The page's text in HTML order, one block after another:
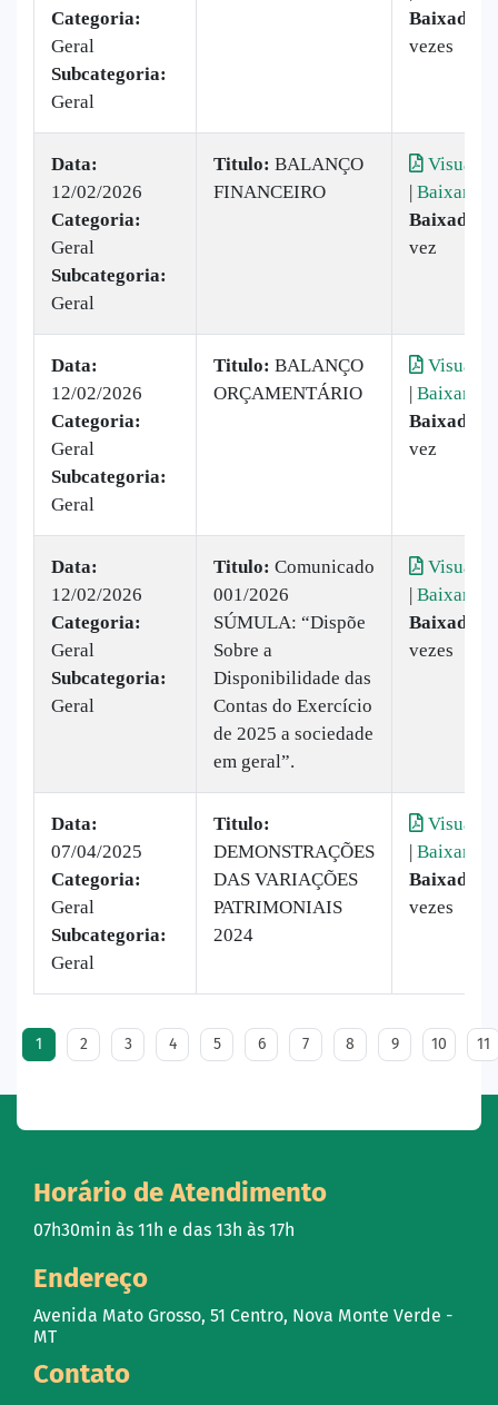
Categoria:
Geral
Subcategoria:
Geral
Baixado:
vezes
Data:
12/02/2026
Categoria:
Geral
Subcategoria:
Geral
Titulo: BALANÇO
FINANCEIRO
| Baixar
Baixado:
vez
Data:
12/02/2026
Categoria:
Geral
Subcategoria:
Geral
Titulo: BALANÇO
ORÇAMENTÁRIO
| Baixar
Baixado:
vez
Data:
12/02/2026
Categoria:
Geral
Subcategoria:
Geral
Titulo: Comunicado
001/2026
SÚMULA: “Dispõe
Sobre a
Disponibilidade das
Contas do Exercício
de 2025 a sociedade
em geral”.
| Baixar
Baixado:
vezes
Data:
07/04/2025
Categoria:
Geral
Subcategoria:
Geral
Titulo:
DEMONSTRAÇÕES
DAS VARIAÇÕES
PATRIMONIAIS
2024
| Baixar
Baixado:
vezes
1 2 3 4 5 6 7 8 9 10 11
Horário de Atendimento
07h30min às 11h e das 13h às 17h
Endereço
Avenida Mato Grosso, 51 Centro, Nova Monte Verde -
MT
Contato